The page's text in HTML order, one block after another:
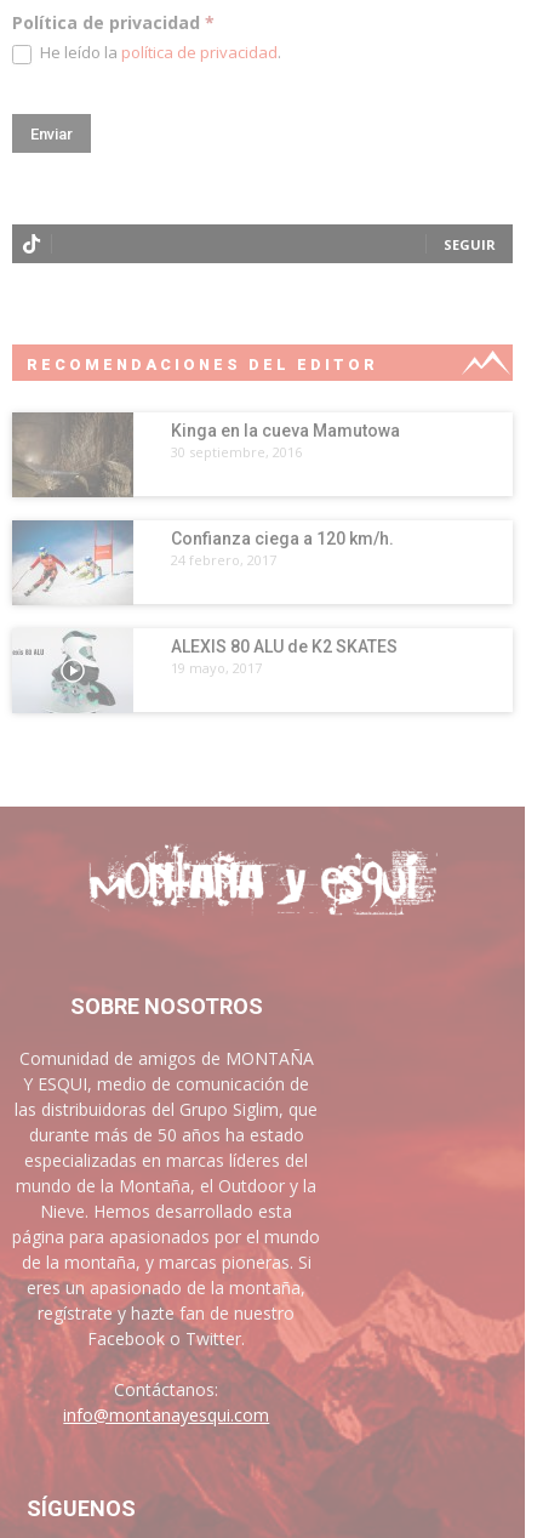
Política de privacidad *
He leído la política de privacidad.
SEGUIR
RECOMENDACIONES DEL EDITOR
Kinga en la cueva Mamutowa
30 septiembre, 2016
Confianza ciega a 120 km/h.
24 febrero, 2017
ALEXIS 80 ALU de K2 SKATES
19 mayo, 2017
SOBRE NOSOTROS
Comunidad de amigos de MONTAÑA
Y ESQUI, medio de comunicación de
las distribuidoras del Grupo Siglim, que
durante más de 50 años ha estado
especializadas en marcas líderes del
mundo de la Montaña, el Outdoor y la
Nieve. Hemos desarrollado esta
página para apasionados por el mundo
de la montaña, y marcas pioneras. Si
eres un apasionado de la montaña,
regístrate y hazte fan de nuestro
Facebook o Twitter.
Contáctanos:
info@montanayesqui.com
SÍGUENOS